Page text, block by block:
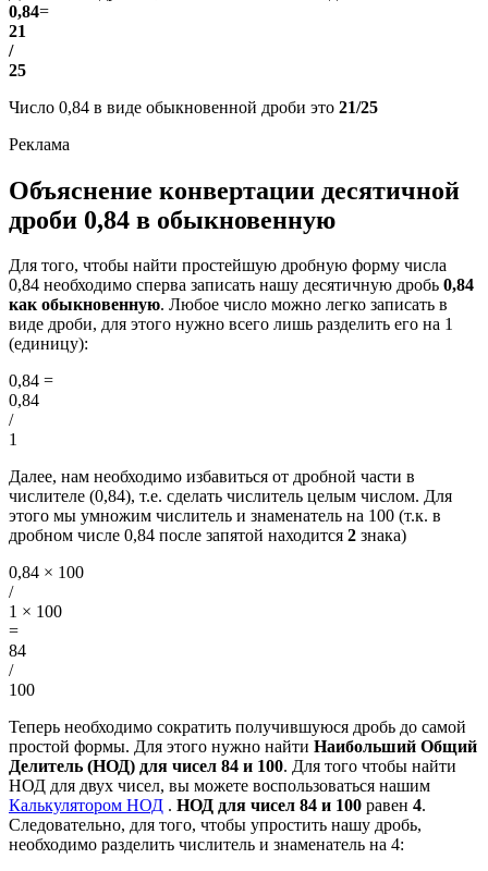
0,84=
21
/
25
Число 0,84 в виде обыкновенной дроби это 21/25
Объяснение конвертации десятичной
дроби 0,84 в обыкновенную
Для того, чтобы найти простейшую дробную форму числа
0,84 необходимо сперва записать нашу десятичную дробь 0,84
как обыкновенную. Любое число можно легко записать в
виде дроби, для этого нужно всего лишь разделить его на 1
(единицу):
0,84 =
0,84
/
1
Далее, нам необходимо избавиться от дробной части в
числителе (0,84), т.е. сделать числитель целым числом. Для
этого мы умножим числитель и знаменатель на 100 (т.к. в
дробном числе 0,84 после запятой находится 2 знака)
0,84 × 100
/
1 × 100
=
84
/
100
Теперь необходимо сократить получившуюся дробь до самой
простой формы. Для этого нужно найти Наибольший Общий
Делитель (НОД) для чисел 84 и 100. Для того чтобы найти
НОД для двух чисел, вы можете воспользоваться нашим
Калькулятором НОД . НОД для чисел 84 и 100 равен 4.
Следовательно, для того, чтобы упростить нашу дробь,
необходимо разделить числитель и знаменатель на 4: